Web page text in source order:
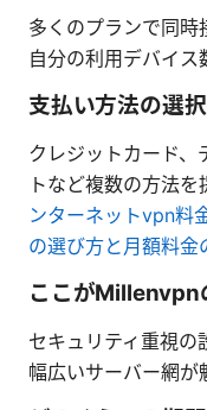
多くのプランで同時
自分の利用デバイス
支払い方法の選
クレジットカード、
トなど複数の方法を
ンターネットvpn料
の選び方と月額料金
ここがMillenvpn
セキュリティ重視の
幅広いサーバー網が